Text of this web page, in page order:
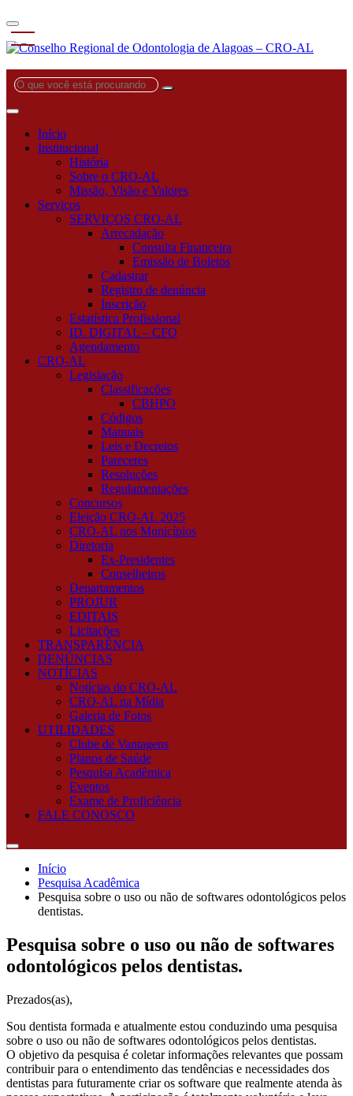
O
você
procurando?
Início
Institucional
História
Sobre o CRO-AL
Missão, Visão e Valores
Serviços
SERVIÇOS CRO-AL
Arrecadação
Consulta Financeira
Emissão de Boletos
Cadastrar
Registro de denúncia
Inscrição
Estatística Profissional
ID. DIGITAL – CFO
Agendamento
CRO-AL
Legislação
Classificações
CBHPO
Códigos
Manuais
Leis e Decretos
Pareceres
Resoluções
Regulamentações
Concursos
Eleição CRO-AL 2025
CRO-AL nos Municípios
Diretoria
Ex-Presidentes
Conselheiros
Departamentos
PROJUR
EDITAIS
Licitações
TRANSPARÊNCIA
DENÚNCIAS
NOTÍCIAS
Notícias do CRO-AL
CRO-AL na Mídia
Galeria de Fotos
UTILIDADES
Clube de Vantagens
Planos de Saúde
Pesquisa Acadêmica
Eventos
Exame de Proficiência
FALE CONOSCO
Início
Pesquisa Acadêmica
Pesquisa sobre o uso ou não de softwares odontológicos pelos
dentistas.
Pesquisa sobre o uso ou não de softwares
odontológicos pelos dentistas.
Prezados(as),
Sou dentista formada e atualmente estou conduzindo uma pesquisa
sobre o uso ou não de softwares odontológicos pelos dentistas.
O objetivo da pesquisa é coletar informações relevantes que possam
contribuir para o entendimento das tendências e necessidades dos
dentistas para futuramente criar os software que realmente atenda às